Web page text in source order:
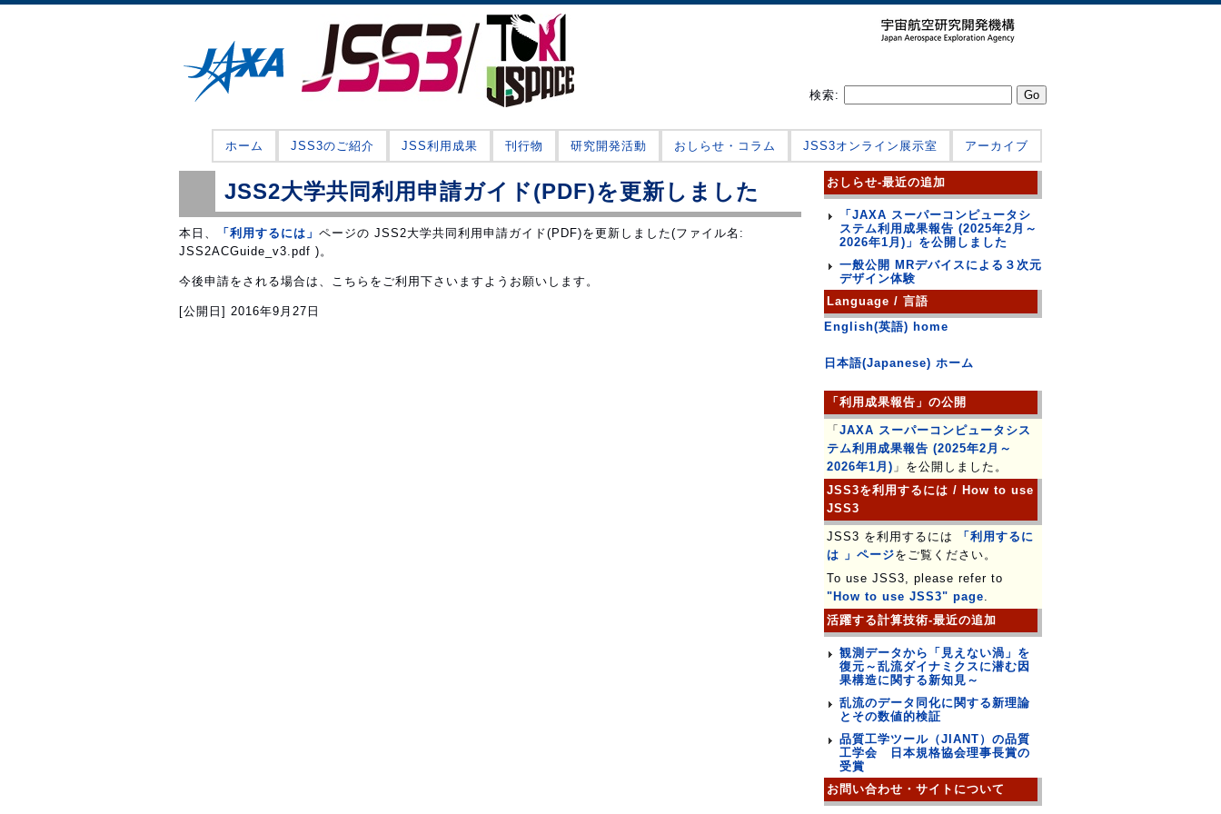
検索:
ホーム JSS3のご紹介 JSS利用成果 刊行物 研究開発活動 おしらせ・コラム JSS3オンライン展示室 アーカイブ
JSS2大学共同利用申請ガイド(PDF)を更新しました
本日、 「利用するには」 ページの JSS2大学共同利用申請ガイド(PDF)を更新しました(ファイル名:
JSS2ACGuide_v3.pdf )。
今後申請をされる場合は、こちらをご利用下さいますようお願いします。
[公開日] 2016年9月27日
おしらせ-最近の追加
「JAXA スーパーコンピュータシ
ステム利用成果報告 (2025年2月～
2026年1月)」を公開しました
一般公開 MRデバイスによる３次元
デザイン体験
Language / 言語
English(英語) home
日本語(Japanese) ホーム
「利用成果報告」の公開
「 JAXA スーパーコンピュータシス
テム利用成果報告 (2025年2月～
2026年1月) 」を公開しました。
JSS3を利用するには / How to use
JSS3
JSS3 を利用するには
「利用するに
は 」ページをご覧ください。
To use JSS3, please refer to
"How to use JSS3" page.
活躍する計算技術-最近の追加
観測データから「見えない渦」を
復元～乱流ダイナミクスに潜む因
果構造に関する新知見～
乱流のデータ同化に関する新理論
とその数値的検証
品質工学ツール（JIANT）の品質
工学会 日本規格協会理事長賞の
受賞
お問い合わせ・サイトについて